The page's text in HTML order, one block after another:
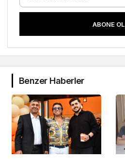
ABONE OL
Benzer Haberler